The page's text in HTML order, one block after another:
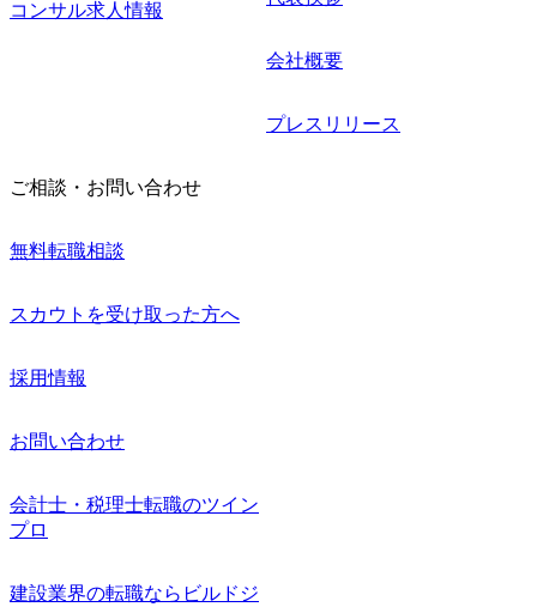
コンサル求人情報
会社概要
プレスリリース
ご相談・お問い合わせ
無料転職相談
スカウトを受け取った方へ
採用情報
お問い合わせ
会計士・税理士転職のツイン
プロ
建設業界の転職ならビルドジ